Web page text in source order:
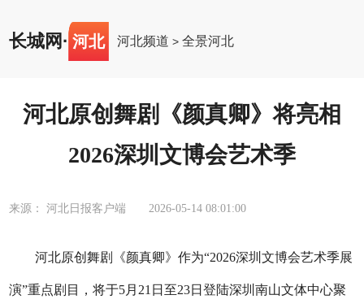
长城网 · 河北 河北频道 >全景河北
河北原创舞剧《颜真卿》将亮相
2026深圳文博会艺术季
来源： 河北日报客户端 2026-05-14 08:01:00
河北原创舞剧《颜真卿》作为“2026深圳文博会艺术季展
演”重点剧目，将于5月21日至23日登陆深圳南山文体中心聚